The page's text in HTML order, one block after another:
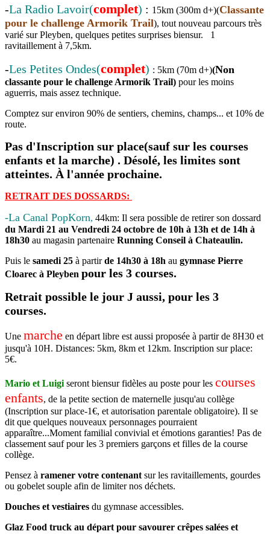
-La Radio Lavoir(complet) : 15km (300m d+)(Classante
pour le challenge Armorik Trail), tout nouveau parcours très
varié sur Pleyben, quelques petites surprises biensur. 1
ravitaillement à 7,5km.
-Les Petites Ondes(complet) : 5km (70m d+)(Non
classante pour le challenge Armorik Trail) pour les moins
aguerris, mais assez technique.
Comptez sur environ 90% de sentiers, chemins, champs... et 10% de
route.
Pas d'Inscription sur place(sauf sur les courses
enfants et la marche) . Désolé, les limites sont
atteintes. À l'année prochaine.
RETRAIT DES DOSSARDS:
-La Canal PopKorn, 44km: Il sera possible de retirer son dossard
du Mardi 21 au Vendredi 24 octobre de 10h à 13h et de 14h à
18h30 au magasin partenaire Running Conseil à Chateaulin.
Puis le samedi 25 à partirde 14h30 à 18h au gymnase Pierre
Cloarec à Pleyben pour les 3 courses.
Retrait possible le jour J aussi, pour les 3
courses.
Une marche en départ libre est aussi proposée à partir de 8H30 et
jusqu'à 10H. Distances: 5km, 8km et 12km. Inscription sur place:
5€.
Mario et Luigi seront biensur fidèles au poste pour les courses
enfants, de la petite section de maternelle jusqu'au collège
(Inscription sur place-1€, et autorisation parentale obligatoire). Il se
dit que quelques nouveaux personnages pourraient
apparaître...Moment familial convivial et émotions garanties! Pas de
classement sauf pour les 3 premiers garçons et filles de la course
collège.
Pensez à ramener votre contenant sur les ravitaillements, gourdes
ou gobelet souple afin de limiter nos déchets.
Douches et vestiaires du gymnase accessibles.
Glaz Food truck au départ pour savourer crêpes salées et